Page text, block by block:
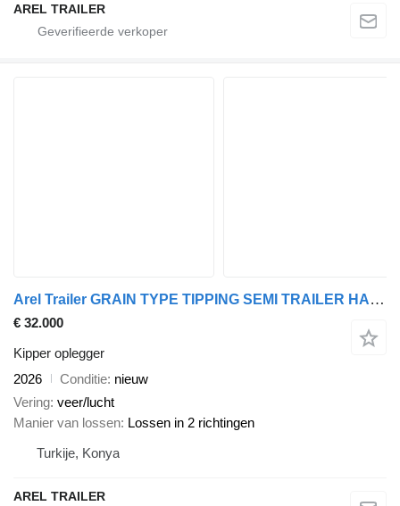
AREL TRAILER
Arel Trailer GRAIN TYPE TIPPING SEMI TRAILER HARDOX CUSTOMIZE
€ 32.000
Kipper oplegger
2026
Conditie nieuw
Vering veer/lucht
Manier van lossen Lossen in 2 richtingen
Turkije, Konya
AREL TRAILER